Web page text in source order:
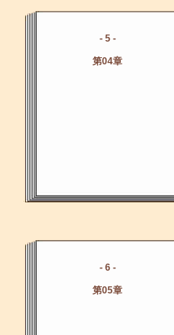
- 5 -
第04章
- 6 -
第05章